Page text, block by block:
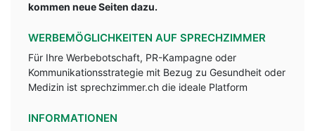
kommen neue Seiten dazu.
WERBEMÖGLICHKEITEN AUF SPRECHZIMMER
Für Ihre Werbebotschaft, PR-Kampagne oder
Kommunikationsstrategie mit Bezug zu Gesundheit oder
Medizin ist sprechzimmer.ch die ideale Platform
INFORMATIONEN